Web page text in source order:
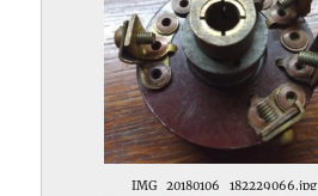
IMG_20180106_182229066.jpg